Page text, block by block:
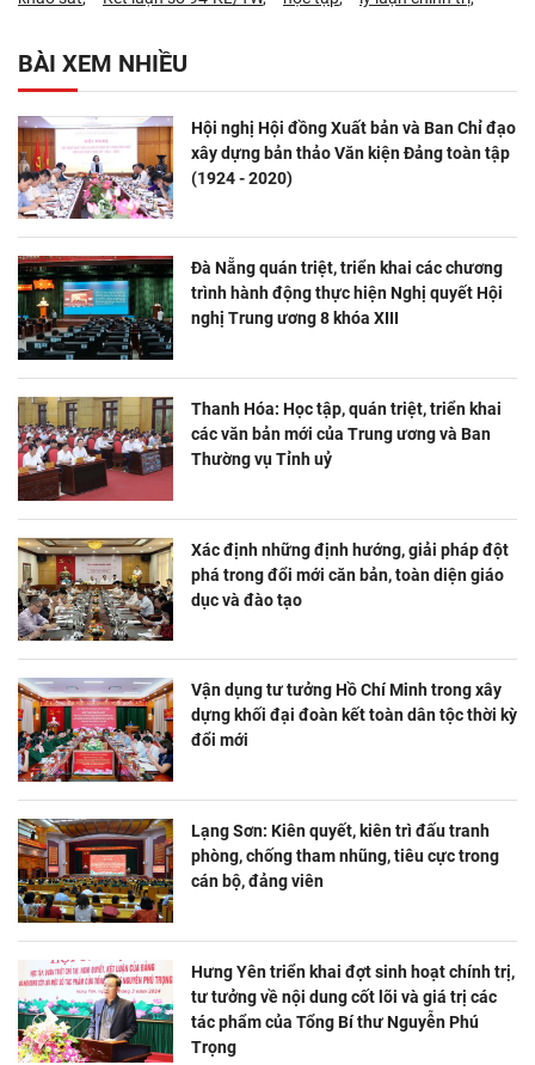
BÀI XEM NHIỀU
Hội nghị Hội đồng Xuất bản và Ban Chỉ đạo
xây dựng bản thảo Văn kiện Đảng toàn tập
(1924 - 2020)
Đà Nẵng quán triệt, triển khai các chương
trình hành động thực hiện Nghị quyết Hội
nghị Trung ương 8 khóa XIII
Thanh Hóa: Học tập, quán triệt, triển khai
các văn bản mới của Trung ương và Ban
Thường vụ Tỉnh uỷ
Xác định những định hướng, giải pháp đột
phá trong đổi mới căn bản, toàn diện giáo
dục và đào tạo
Vận dụng tư tưởng Hồ Chí Minh trong xây
dựng khối đại đoàn kết toàn dân tộc thời kỳ
đổi mới
Lạng Sơn: Kiên quyết, kiên trì đấu tranh
phòng, chống tham nhũng, tiêu cực trong
cán bộ, đảng viên
Hưng Yên triển khai đợt sinh hoạt chính trị,
tư tưởng về nội dung cốt lõi và giá trị các
tác phẩm của Tổng Bí thư Nguyễn Phú
Trọng